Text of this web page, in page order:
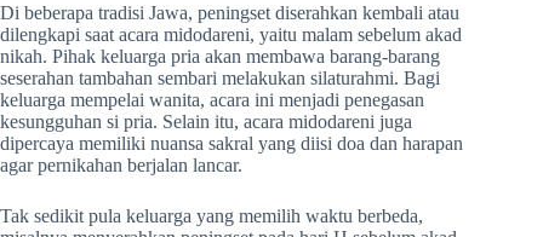
Di beberapa tradisi Jawa, peningset diserahkan kembali atau
dilengkapi saat acara midodareni, yaitu malam sebelum akad
nikah. Pihak keluarga pria akan membawa barang-barang
seserahan tambahan sembari melakukan silaturahmi. Bagi
keluarga mempelai wanita, acara ini menjadi penegasan
kesungguhan si pria. Selain itu, acara midodareni juga
dipercaya memiliki nuansa sakral yang diisi doa dan harapan
agar pernikahan berjalan lancar.
Tak sedikit pula keluarga yang memilih waktu berbeda,